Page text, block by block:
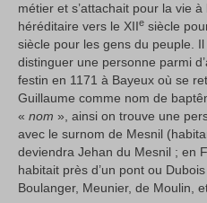
métier et s’attachait pour la vie
héréditaire vers le XIIe siècle
siècle pour les gens du peuple.
distinguer une personne parmi
festin en 1171 à Bayeux où se
Guillaume comme nom de
« nom », ainsi on trouve une
avec le surnom de Mesnil
deviendra Jehan du Mesnil ; en
habitait près d’un pont ou
Boulanger, Meunier, de Moulin,